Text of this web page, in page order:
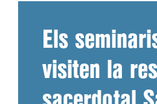
Els
visiten la